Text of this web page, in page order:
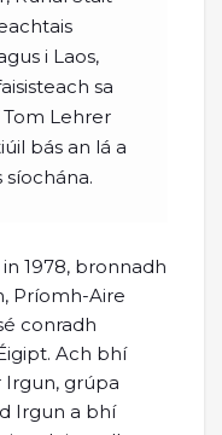
i Laos,
sa
Lehrer
bás an lá a
síochána.
1978, bronnadh
Príomh-Aire
conradh
Ach bhí
Irgun, grúpa
Irgun a bhí